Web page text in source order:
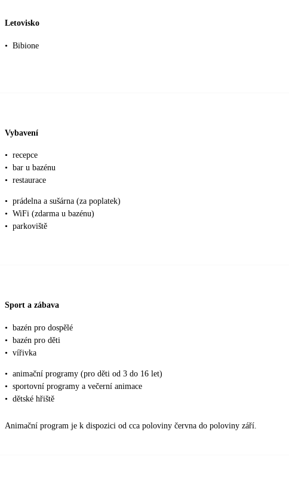
Letovisko
• Bibione
Vybavení
• recepce
• bar u bazénu
• restaurace
• prádelna a sušárna (za poplatek)
• WiFi (zdarma u bazénu)
• parkoviště
Sport a zábava
• bazén pro dospělé
• bazén pro děti
• vířivka
• animační programy (pro děti od 3 do 16 let)
• sportovní programy a večerní animace
• dětské hřiště
Animační program je k dispozici od cca poloviny června do poloviny září.